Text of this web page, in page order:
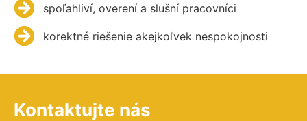
spoľahliví, overení a slušní pracovníci
korektné riešenie akejkoľvek nespokojnosti
Kontaktujte nás